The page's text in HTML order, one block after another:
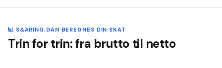
📊 S&ARING;DAN BEREGNES DIN SKAT
Trin for trin: fra brutto til netto